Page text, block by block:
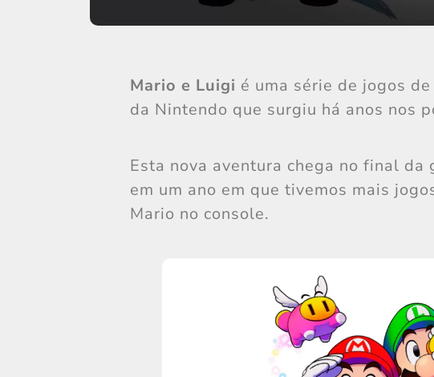
Mario e Luigi é uma série de jogos
da Nintendo que surgiu há anos nos
Esta nova aventura chega no final
em um ano em que tivemos mais
Mario no console.